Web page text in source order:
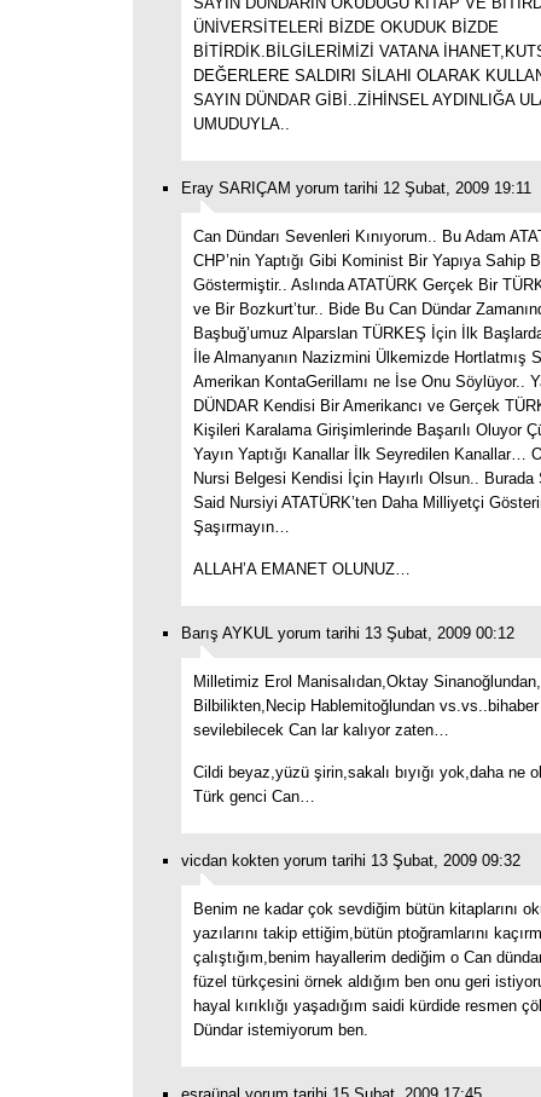
ÜNİVERSİTELERİ BİZDE OKUDUK BİZDE
BİTİRDİK.BİLGİLERİMİZİ VATANA
DEĞERLERE SALDIRI SİLAHI OLARAK
SAYIN DÜNDAR GİBİ..ZİHİNSEL AYDINLIĞA
UMUDUYLA..
Eray SARIÇAM yorum tarihi 12 Şubat, 2009 19:11
Can Dündarı Sevenleri Kınıyorum.. Bu Adam
CHP’nin Yaptığı Gibi Kominist Bir Yapıya Sahip
Göstermiştir.. Aslında ATATÜRK Gerçek Bir
ve Bir Bozkurt’tur.. Bide Bu Can Dündar
Başbuğ’umuz Alparslan TÜRKEŞ İçin İlk
İle Almanyanın Nazizmini Ülkemizde Hortlatmış
Amerikan KontaGerillamı ne İse Onu Söylüyor..
DÜNDAR Kendisi Bir Amerikancı ve Gerçek
Kişileri Karalama Girişimlerinde Başarılı Oluyor
Yayın Yaptığı Kanallar İlk Seyredilen Kanallar…
Nursi Belgesi Kendisi İçin Hayırlı Olsun..
Said Nursiyi ATATÜRK’ten Daha Milliyetçi
Şaşırmayın…
ALLAH’A EMANET OLUNUZ…
Barış AYKUL yorum tarihi 13 Şubat, 2009 00:12
Milletimiz Erol Manisalıdan,Oktay
Bilbilikten,Necip Hablemitoğlundan
sevilebilecek Can lar kalıyor zaten…
Cildi beyaz,yüzü şirin,sakalı bıyığı yok,daha ne
Türk genci Can…
vicdan kokten yorum tarihi 13 Şubat, 2009 09:32
Benim ne kadar çok sevdiğim bütün kitaplarını
yazılarını takip ettiğim,bütün ptoğramlarını
çalıştığım,benim hayallerim dediğim o Can
füzel türkçesini örnek aldığım ben onu geri
hayal kırıklığı yaşadığım saidi kürdide resmen
Dündar istemiyorum ben.